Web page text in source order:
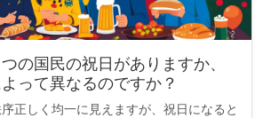
の国民の祝日がありますか、
って異なるのですか？
正しく均一に見えますが、祝日になると